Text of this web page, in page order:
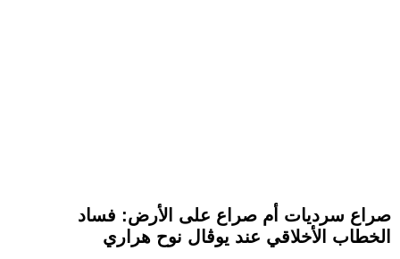
صراع سرديات أم صراع على الأرض: فساد
الخطاب الأخلاقي عند يوڤال نوح هراري